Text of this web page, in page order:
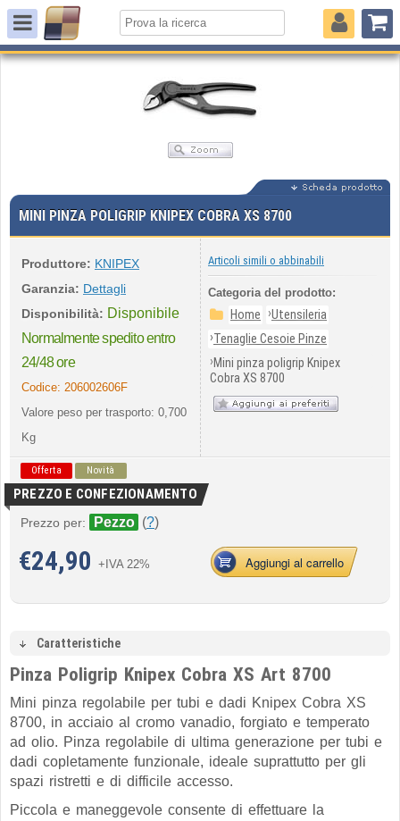
MINI PINZA POLIGRIP KNIPEX COBRA XS 8700
Produttore: KNIPEX
Garanzia: Dettagli
Disponibilità: Disponibile
Normalmente spedito entro
24/48 ore
Codice: 206002606F
Valore peso per trasporto: 0,700
Kg
Articoli simili o abbinabili
Categoria del prodotto:
Home ›Utensileria
›Tenaglie Cesoie Pinze
›Mini pinza poligrip Knipex
Cobra XS 8700
Offerta Novità
PREZZO E CONFEZIONAMENTO
Prezzo per: Pezzo (?)
€24,90 +IVA 22% Aggiungi al carrello
Caratteristiche
Pinza Poligrip Knipex Cobra XS Art 8700
Mini pinza regolabile per tubi e dadi Knipex Cobra XS
8700, in acciaio al cromo vanadio, forgiato e temperato
ad olio. Pinza regolabile di ultima generazione per tubi e
dadi copletamente funzionale, ideale suprattutto per gli
spazi ristretti e di difficile accesso.
Piccola e maneggevole consente di effettuare la